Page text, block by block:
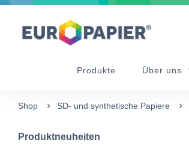
Table Of Content
Ergänzende Produkte
Produkte Über uns
Shop SD- und synthetische Papiere
Produktneuheiten